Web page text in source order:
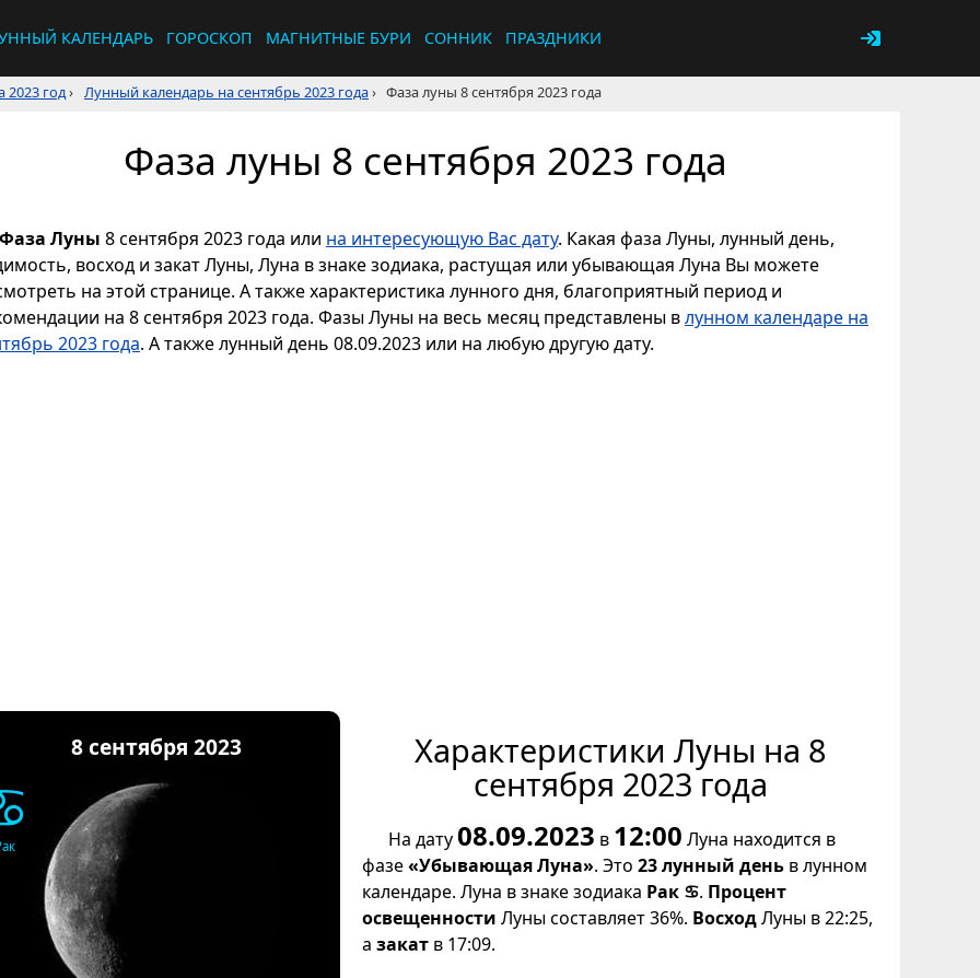
КАЛЕНДАРЬ ГОРОСКОП МАГНИТНЫЕ БУРИ СОННИК ПРАЗДНИКИ
2023 год› Лунный календарь на сентябрь 2023 года› Фаза луны 8 сентября 2023 года
Фаза луны 8 сентября 2023 года
Фаза Луны 8 сентября 2023 года или на интересующую Вас дату. Какая фаза Луны, лунный день,
восход и закат Луны, Луна в знаке зодиака, растущая или убывающая Луна Вы можете
на этой странице. А также характеристика лунного дня, благоприятный период и
на 8 сентября 2023 года. Фазы Луны на весь месяц представлены влунном календаре на
2023 года. А также лунный день 08.09.2023 или на любую другую дату.
8 сентября 2023 Характеристики Луны на 8
сентября 2023 года
На дату08.09.2023 в 12:00 Луна находится в
фазе«Убывающая Луна». Это 23 лунный день в лунном
календаре. Луна в знаке зодиака Рак ♋. Процент
освещенности Луны составляет 36%. ВосходЛуны в 22:25,
а закат в 17:09.